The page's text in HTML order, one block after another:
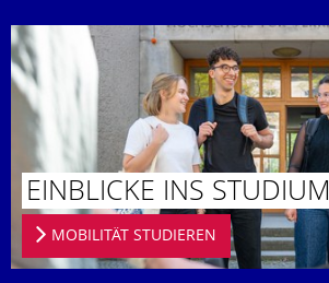
EINBLICKE INS STUDIUM
MOBILITÄT STUDIEREN